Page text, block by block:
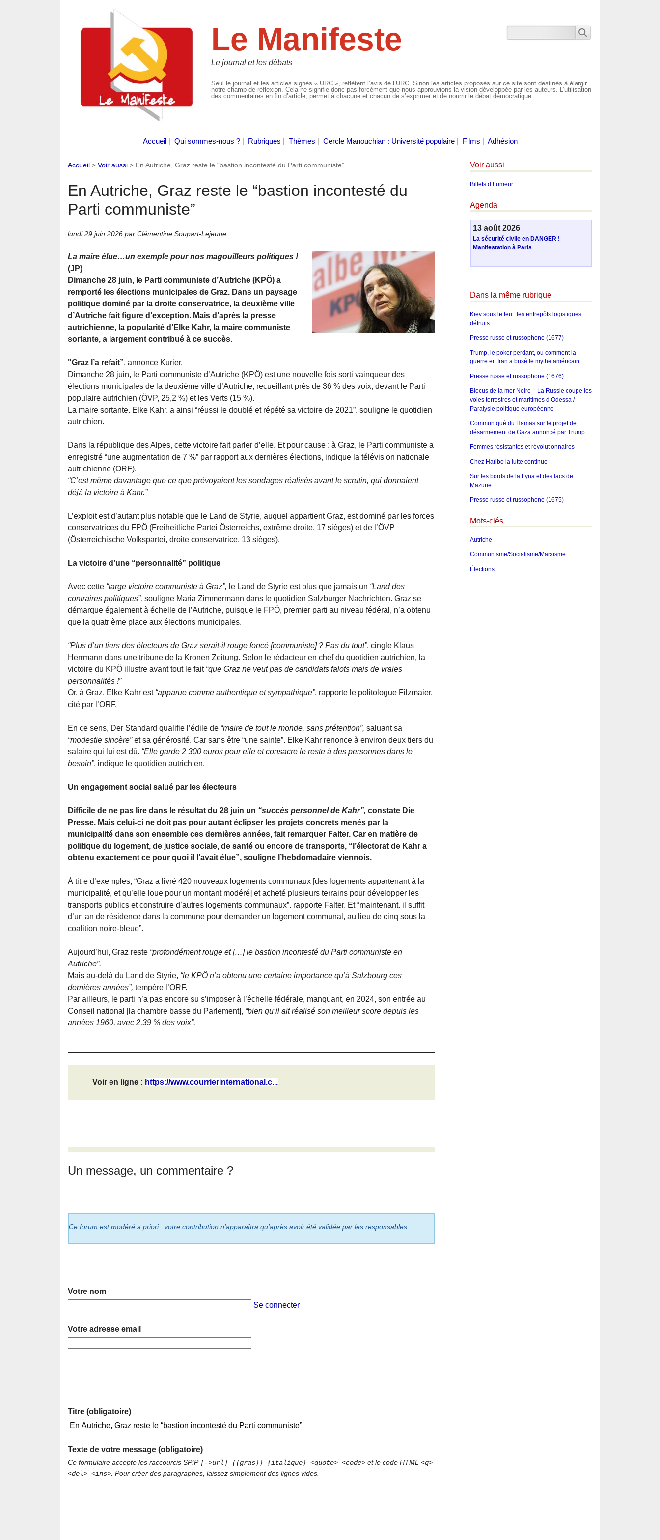
Le Manifeste
Le journal et les débats
Seul le journal et les articles signés « URC », reflètent l’avis de l’URC. Sinon les articles proposés sur ce site sont destinés à élargir
notre champ de réflexion. Cela ne signifie donc pas forcément que nous approuvions la vision développée par les auteurs. L’utilisation
des commentaires en fin d’article, permet à chacune et chacun de s’exprimer et de nourrir le débat démocratique.
Accueil Qui sommes-nous ?| Rubriques Thèmes Cercle Manouchian : Université populaire| Films Adhésion
Accueil > Voir aussi > En Autriche, Graz reste le “bastion incontesté du Parti communiste”
En Autriche, Graz reste le “bastion incontesté du
Parti communiste”
lundi 29 juin 2026 par Clémentine Soupart-Lejeune
La maire élue…un exemple pour nos magouilleurs politiques !
(JP)
Dimanche 28 juin, le Parti communiste d’Autriche (KPÖ) a
remporté les élections municipales de Graz. Dans un paysage
politique dominé par la droite conservatrice, la deuxième ville
d’Autriche fait figure d’exception. Mais d’après la presse
autrichienne, la popularité d’Elke Kahr, la maire communiste
sortante, a largement contribué à ce succès.
"Graz l’a refait”, annonce Kurier.
Dimanche 28 juin, le Parti communiste d’Autriche (KPÖ) est une nouvelle fois sorti vainqueur des
élections municipales de la deuxième ville d’Autriche, recueillant près de 36 % des voix, devant le Parti
populaire autrichien (ÖVP, 25,2 %) et les Verts (15 %).
La maire sortante, Elke Kahr, a ainsi “réussi le doublé et répété sa victoire de 2021”, souligne le quotidien
autrichien.
Dans la république des Alpes, cette victoire fait parler d’elle. Et pour cause : à Graz, le Parti communiste a
enregistré “une augmentation de 7 %” par rapport aux dernières élections, indique la télévision nationale
autrichienne (ORF).
“C’est même davantage que ce que prévoyaient les sondages réalisés avant le scrutin, qui donnaient
déjà la victoire à Kahr.”
L’exploit est d’autant plus notable que le Land de Styrie, auquel appartient Graz, est dominé par les forces
conservatrices du FPÖ (Freiheitliche Partei Österreichs, extrême droite, 17 sièges) et de l’ÖVP
(Österreichische Volkspartei, droite conservatrice, 13 sièges).
La victoire d’une “personnalité” politique
Avec cette “large victoire communiste à Graz”, le Land de Styrie est plus que jamais un “Land des
contraires politiques”, souligne Maria Zimmermann dans le quotidien Salzburger Nachrichten. Graz se
démarque également à échelle de l’Autriche, puisque le FPÖ, premier parti au niveau fédéral, n’a obtenu
que la quatrième place aux élections municipales.
“Plus d’un tiers des électeurs de Graz serait-il rouge foncé [communiste] ? Pas du tout”, cingle Klaus
Herrmann dans une tribune de la Kronen Zeitung. Selon le rédacteur en chef du quotidien autrichien, la
victoire du KPÖ illustre avant tout le fait “que Graz ne veut pas de candidats falots mais de vraies
personnalités !”
Or, à Graz, Elke Kahr est“apparue comme authentique et sympathique”, rapporte le politologue Filzmaier,
cité par l’ORF.
En ce sens, Der Standard qualifie l’édile de “maire de tout le monde, sans prétention”, saluant sa
“modestie sincère”et sa générosité. Car sans être “une sainte”, Elke Kahr renonce à environ deux tiers du
salaire qui lui est dû. “Elle garde 2 300 euros pour elle et consacre le reste à des personnes dans le
besoin”, indique le quotidien autrichien.
Un engagement social salué par les électeurs
Difficile de ne pas lire dans le résultat du 28 juin un “succès personnel de Kahr”, constate Die
Presse. Mais celui-ci ne doit pas pour autant éclipser les projets concrets menés par la
municipalité dans son ensemble ces dernières années, fait remarquer Falter. Car en matière de
politique du logement, de justice sociale, de santé ou encore de transports, “l’électorat de Kahr a
obtenu exactement ce pour quoi il l’avait élue”, souligne l’hebdomadaire viennois.
À titre d’exemples, “Graz a livré 420 nouveaux logements communaux [des logements appartenant à la
municipalité, et qu’elle loue pour un montant modéré] et acheté plusieurs terrains pour développer les
transports publics et construire d’autres logements communaux”, rapporte Falter. Et “maintenant, il suffit
d’un an de résidence dans la commune pour demander un logement communal, au lieu de cinq sous la
coalition noire-bleue”.
Aujourd’hui, Graz reste “profondément rouge et […] le bastion incontesté du Parti communiste en
Autriche”.
Mais au-delà du Land de Styrie, “le KPÖ n’a obtenu une certaine importance qu’à Salzbourg ces
dernières années”, tempère l’ORF.
Par ailleurs, le parti n’a pas encore su s’imposer à l’échelle fédérale, manquant, en 2024, son entrée au
Conseil national [la chambre basse du Parlement], “bien qu’il ait réalisé son meilleur score depuis les
années 1960, avec 2,39 % des voix”.
Voir en ligne : https://www.courrierinternational.c...
Un message, un commentaire ?
Ce forum est modéré a priori : votre contribution n’apparaîtra qu’après avoir été validée par les responsables.
Votre nom
Se connecter
Votre adresse email
Titre (obligatoire)
Texte de votre message (obligatoire)
Ce formulaire accepte les raccourcis SPIP [->url] {{gras}} {italique} <quote> <code> et le code HTML <q>
<del> <ins> . Pour créer des paragraphes, laissez simplement des lignes vides.
Voir aussi
Billets d’humeur
Agenda
13 août 2026
La sécurité civile en DANGER !
Manifestation à Paris
Dans la même rubrique
Kiev sous le feu : les entrepôts logistiques
détruits
Presse russe et russophone (1677)
Trump, le poker perdant, ou comment la
guerre en Iran a brisé le mythe américain
Presse russe et russophone (1676)
Blocus de la mer Noire – La Russie coupe les
voies terrestres et maritimes d’Odessa /
Paralysie politique européenne
Communiqué du Hamas sur le projet de
désarmement de Gaza annoncé par Trump
Femmes résistantes et révolutionnaires
Chez Haribo la lutte continue
Sur les bords de la Lyna et des lacs de
Mazurie
Presse russe et russophone (1675)
Mots-clés
Autriche
Communisme/Socialisme/Marxisme
Élections